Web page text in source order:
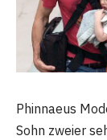
Phinnaeus
Sohn zweier